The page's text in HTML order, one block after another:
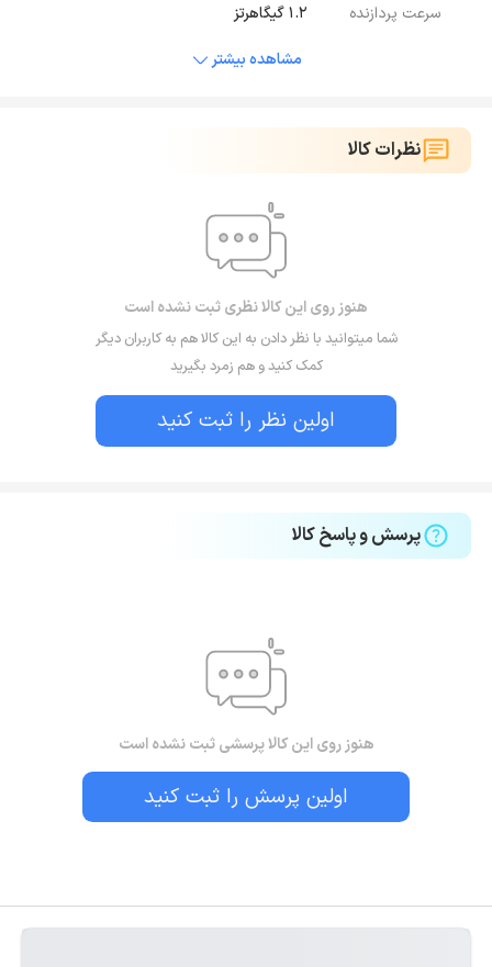
سرعت پردازنده
1.2 گیگاهرتز
مشاهده بیشتر
نظرات کالا
هنوز روی این کالا نظری ثبت نشده است
شما میتوانید با نظر دادن به این کالا هم به کاربران دیگر
کمک کنید و هم زمرد بگیرید
اولین نظر را ثبت کنید
پرسش و پاسخ کالا
هنوز روی این کالا پرسشی ثبت نشده است
اولین پرسش را ثبت کنید